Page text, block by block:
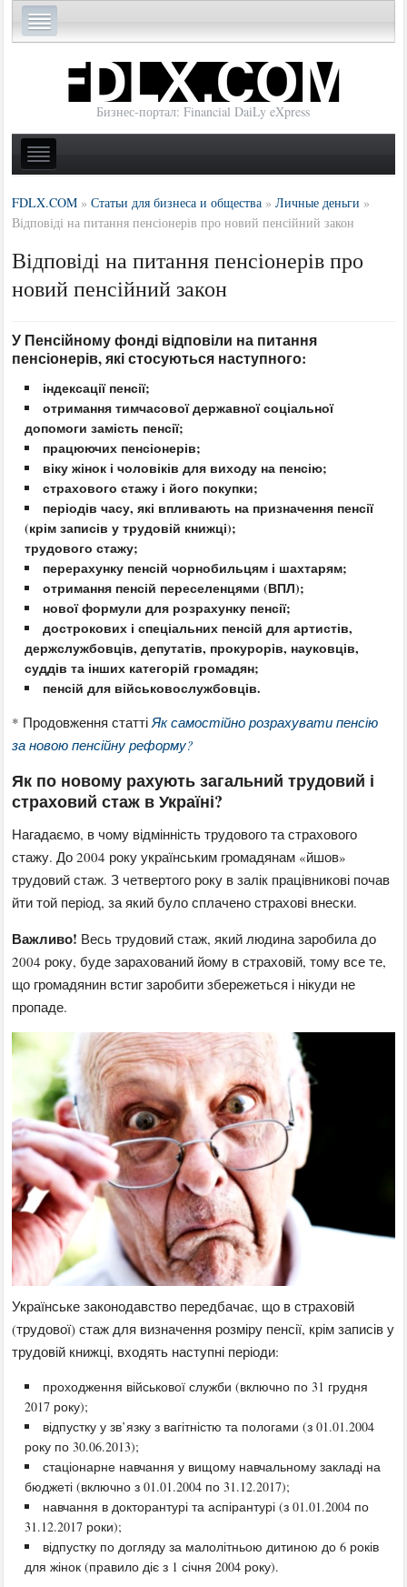
Бизнес-портал: Financial DaiLy eXpress
FDLX.COM »Статьи для бизнеса и общества »Личные деньги »
Відповіді на питання пенсіонерів про новий пенсійний закон
Відповіді на питання пенсіонерів про
новий пенсійний закон
У Пенсійному фонді відповіли на питання
пенсіонерів, які стосуються наступного:
індексації пенсії;
отримання тимчасової державної соціальної
допомоги замість пенсії;
працюючих пенсіонерів;
віку жінок і чоловіків для виходу на пенсію;
страхового стажу і його покупки;
періодів часу, які впливають на призначення пенсії
(крім записів у трудовій книжці);
трудового стажу;
перерахунку пенсій чорнобильцям і шахтарям;
отримання пенсій переселенцями (ВПЛ);
нової формули для розрахунку пенсії;
дострокових і спеціальних пенсій для артистів,
держслужбовців, депутатів, прокурорів, науковців,
суддів та інших категорій громадян;
пенсій для військовослужбовців.
* Продовження статтіЯк самостійно розрахувати пенсію
за новою пенсійну реформу?
Як по новому рахують загальний трудовий і
страховий стаж в Україні?
Нагадаємо, в чому відмінність трудового та страхового
стажу. До 2004 року українським громадянам «йшов»
трудовий стаж. З четвертого року в залік працівникові почав
йти той період, за який було сплачено страхові внески.
Важливо! Весь трудовий стаж, який людина заробила до
2004 року, буде зарахований йому в страховій, тому все те,
що громадянин встиг заробити збережеться і нікуди не
пропаде.
Українське законодавство передбачає, що в страховій
(трудової) стаж для визначення розміру пенсії, крім записів у
трудовій книжці, входять наступні періоди:
проходження військової служби (включно по 31 грудня
2017 року);
відпустку у зв’язку з вагітністю та пологами (з 01.01.2004
року по 30.06.2013);
стаціонарне навчання у вищому навчальному закладі на
бюджеті (включно з 01.01.2004 по 31.12.2017);
навчання в докторантурі та аспірантурі (з 01.01.2004 по
31.12.2017 роки);
відпустку по догляду за малолітньою дитиною до 6 років
для жінок (правило діє з 1 січня 2004 року).